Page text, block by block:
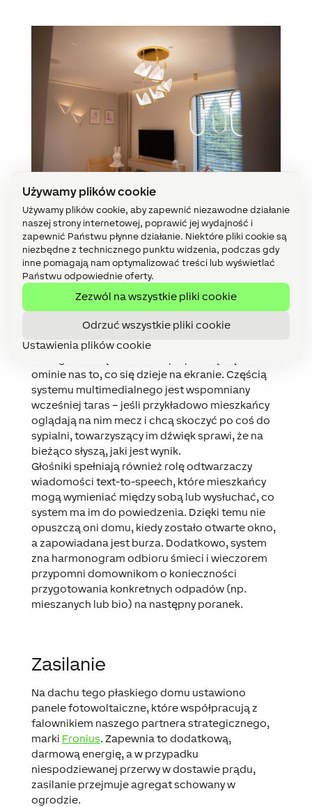
Używamy plików cookie
Używamy plików cookie, aby zapewnić niezawodne działanie
naszej strony internetowej, poprawić jej wydajność i
zapewnić Państwu płynne działanie. Niektóre pliki cookie są
niezbędne z technicznego punktu widzenia, podczas gdy
inne pomagają nam optymalizować treści lub wyświetlać
Państwu odpowiednie oferty.
Zezwól na wszystkie pliki cookie
Odrzuć wszystkie pliki cookie
Ustawienia plików cookie
Multimedia
Aby zapewnić rodzinie rozrywkę najwyższej klasy,
dom naszpikowany jest ukrytymi głośnikami. W
salonie,głośniki zamontowane w suficie i
ścianach sprawiają, że dźwięk oglądanego filmu
będzie nadzwyczaj realistyczny. Dzięki czujnikom
ruchu sparowanymi z systemem multiroom
audio, dźwięk pojawi się tam, gdzie jesteśmy.
ominie nas to, co się dzieje na ekranie. Częścią
systemu multimedialnego jest wspomniany
wcześniej taras – jeśli przykładowo mieszkańcy
oglądają na nim mecz i chcą skoczyć po coś do
sypialni, towarzyszący im dźwięk sprawi, że na
bieżąco słyszą, jaki jest wynik.
Głośniki spełniają również rolęodtwarzaczy
wiadomości text-to-speech, które mieszkańcy
mogą wymieniać między sobą lub wysłuchać, co
system ma im do powiedzenia. Dzięki temu nie
opuszczą oni domu, kiedy zostało otwarte okno,
a zapowiadana jest burza. Dodatkowo, system
zna harmonogram odbioru śmieci i wieczorem
przypomni domownikom o konieczności
przygotowania konkretnych odpadów (np.
mieszanych lub bio) na następny poranek.
Zasilanie
Na dachu tego płaskiego domu ustawiono
panele fotowoltaiczne, które współpracują z
falownikiem naszego partnera strategicznego,
marki Fronius. Zapewnia to dodatkową,
darmową energię, a w przypadku
niespodziewanej przerwy w dostawie prądu,
zasilanie przejmuje agregat schowany w
ogrodzie.